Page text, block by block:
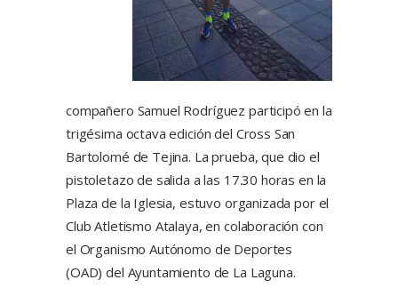
compañero Samuel Rodríguez participó en la
trigésima octava edición del Cross San
Bartolomé de Tejina. La prueba, que dio el
pistoletazo de salida a las 17.30 horas en la
Plaza de la Iglesia, estuvo organizada por el
Club Atletismo Atalaya, en colaboración con
el Organismo Autónomo de Deportes
(OAD) del Ayuntamiento de La Laguna.